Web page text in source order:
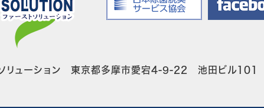
ソリューション 東京都多摩市愛宕4-9-22 池田ビル